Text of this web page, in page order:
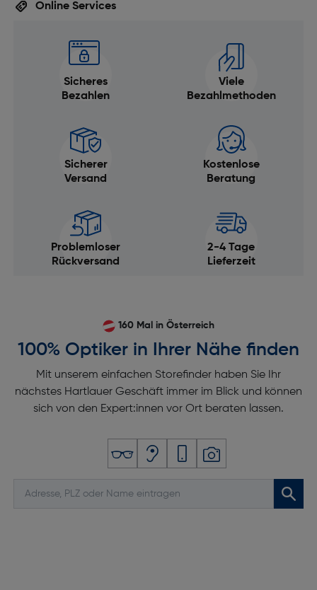
Online Services
Sicheres
Bezahlen
Viele
Bezahlmethoden
Sicherer
Versand
Kostenlose
Beratung
Problemloser
Rückversand
2-4 Tage
Lieferzeit
160 Mal in Österreich
100% Optiker in Ihrer Nähe finden
Mit unserem einfachen Storefinder haben Sie Ihr
nächstes Hartlauer Geschäft immer im Blick und können
sich von den Expert:innen vor Ort beraten lassen.